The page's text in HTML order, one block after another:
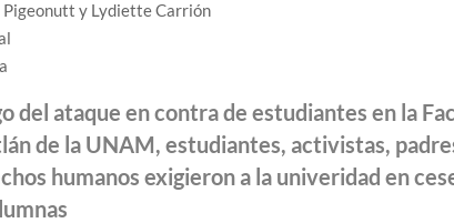
Pigeonutt y Lydiette Carrión
del ataque en contra de estudiantes en la
de la UNAM, estudiantes, activistas,
humanos exigieron a la univeridad en